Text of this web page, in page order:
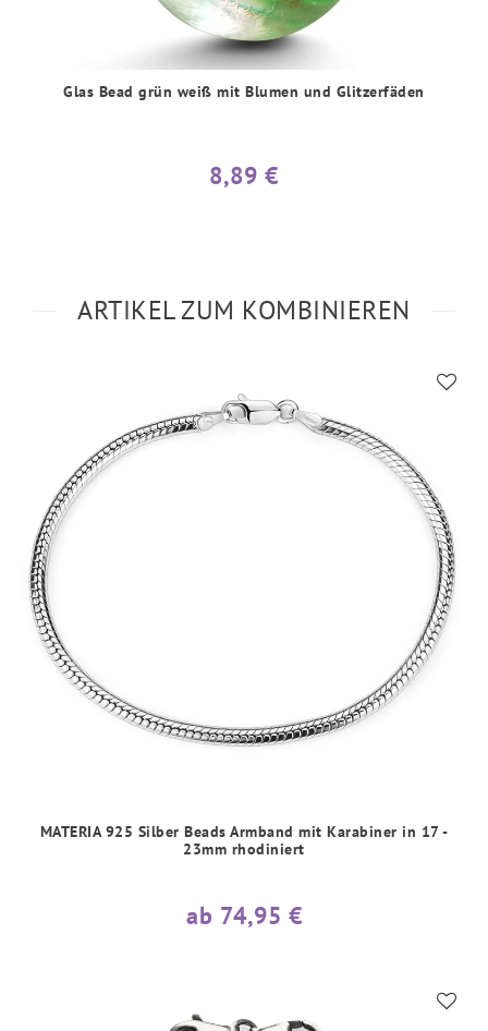
Glas Bead grün weiß mit Blumen und Glitzerfäden
8,89 €
ARTIKEL ZUM KOMBINIEREN
MATERIA 925 Silber Beads Armband mit Karabiner in 17 -
23mm rhodiniert
ab 74,95 €